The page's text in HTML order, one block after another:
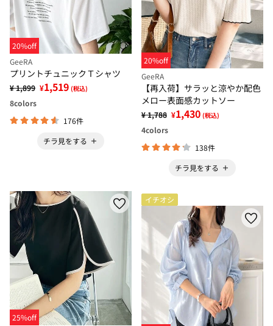
20%off
GeeRA
プリントチュニックＴシャツ
¥ 1,899 ¥1,519 (税込)
8colors
176件
チラ見をする
20%off
GeeRA
【再入荷】サラッと涼やか配色
メロー表面感カットソー
¥ 1,788 ¥1,430 (税込)
4colors
138件
チラ見をする
25%off
イチオシ